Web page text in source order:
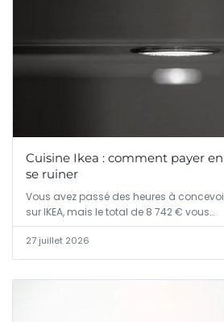
Cuisine Ikea : comment payer
se ruiner
Vous avez passé des heures à
sur IKEA, mais le total de 8 742 € vous…
27 juillet 2026